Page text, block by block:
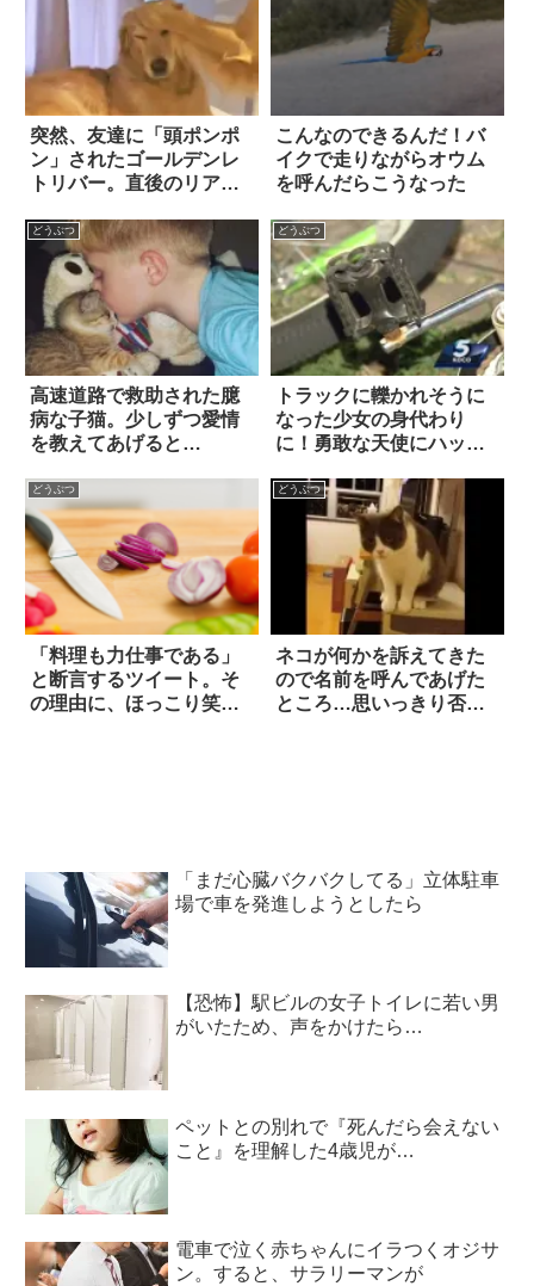
突然、友達に「頭ポンポ
ン」されたゴールデンレ
トリバー。直後のリアク
る！！
こんなのできるんだ！バ
イクで走りながらオウム
を呼んだらこうなった
どうぶつ
高速道路で救助された臆
病な子猫。少しずつ愛情
を教えてあげると…
どうぶつ
トラックに轢かれそうに
なった少女の身代わり
に！勇敢な天使にハッピ
どうぶつ
「料理も力仕事である」
と断言するツイート。そ
の理由に、ほっこり笑っ
どうぶつ
ネコが何かを訴えてきた
ので名前を呼んであげた
ところ…思いっきり否定
「まだ心臓バクバクしてる」立体駐車
場で車を発進しようとしたら
【恐怖】駅ビルの女子トイレに若い男
がいたため、声をかけたら…
ペットとの別れで『死んだら会えない
こと』を理解した4歳児が…
電車で泣く赤ちゃんにイラつくオジサ
ン。すると、サラリーマンが